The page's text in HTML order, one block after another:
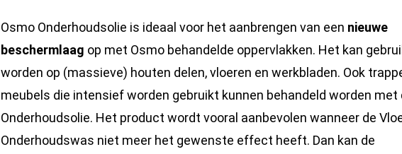
-
Onderhoudsolie
Hout
hoeveelheid
Osmo Onderhoudsolie is ideaal voor het aanbrengen van een nieuwe
beschermlaag op met Osmo behandelde oppervlakken. Het kan
worden op (massieve) houten delen, vloeren en werkbladen. Ook
meubels die intensief worden gebruikt kunnen behandeld worden met
Onderhoudsolie. Het product wordt vooral aanbevolen wanneer de
Onderhoudswas niet meer het gewenste effect heeft. Dan kan de